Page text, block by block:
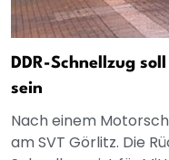
DDR-Schnellzug
sein
Nach einem
am SVT Görlitz. Die